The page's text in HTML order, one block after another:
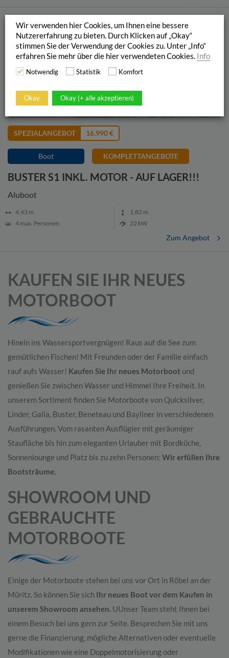
SPEZIALANGEBOT 16.990 €
Boot KOMPLETTANGEBOTE
BUSTER S1 INKL. MOTOR - AUF LAGER!!!
Aluboot
4,43 m 1,82 m
4 max. Personen 22 kW
Zum Angebot
KAUFEN SIE IHR NEUES
MOTORBOOT
Hinein ins Wassersportvergnügen! Raus auf die See zum
gemütlichen Fischen! Mit Freunden oder der Familie einfach
rauf aufs Wasser! Kaufen Sie Ihr neues Motorboot und
genießen Sie zwischen Wasser und Himmel Ihre Freiheit. In
unserem Sortiment finden Sie Motorboote von Quicksilver,
Linder, Galia, Buster, Beneteau und Bayliner in verschiedenen
Ausführungen. Vom rasanten Ausflügler mit geräumiger
Staufläche bis hin zum eleganten Urlauber mit Bordküche,
Sonnenlounge und Platz bis zu zehn Personen: Wir erfüllen Ihre
Bootsträume.
SHOWROOM UND
GEBRAUCHTE
MOTORBOOTE
Einige der Motorboote stehen bei uns vor Ort in Röbel an der
Müritz. So können Sie sich Ihr neues Boot vor dem Kaufen in
unserem Showroom ansehen. UUnser Team steht Ihnen bei
einem Besuch bei uns gern zur Seite. Besprechen Sie mit uns
gerne die Finanzierung, mögliche Alternativen oder eventuelle
Modifikationen wie eine Doppelmotorisierung oder
Wir verwenden hier Cookies, um Ihnen eine bessere
Nutzererfahrung zu bieten. Durch Klicken auf „Okay“
stimmen Sie der Verwendung der Cookies zu. Unter „Info“
erfahren Sie mehr über die hier verwendeten Cookies. Info
Notwendig Statistik Komfort
Okay Okay (+ alle akzeptieren)